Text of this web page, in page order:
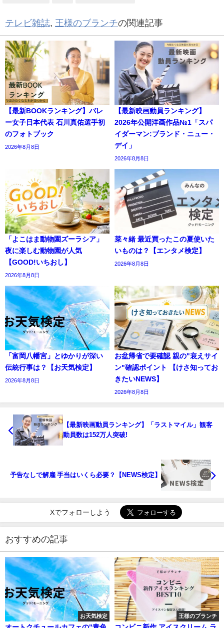
テレビ雑誌 王様のブランチの関連記事
【最新BOOKランキング】バレ
ー女子日本代表 石川真佑選手初
のフォトブック
2026年8月8日
【最新映画動員ランキング】
2026年公開洋画作品№1「スパ
イダーマン:ブランド・ニュー・
デイ」
2026年8月8日
「よこはま動物園ズーラシア」
夜に楽しむ動物園が人気
【GOOD!いちおし】
2026年8月8日
菜々緒 最近買ったこの夏使いた
いものは？【エンタメ検定】
2026年8月8日
「富岡八幡宮」とゆかりが深い
伝統行事は？【お天気検定】
2026年8月8日
お盆帰省で要確認 親の"衰えサイ
ン"確認ポイント 【けさ知ってお
きたいNEWS】
2026年8月8日
【最新映画動員ランキング】「ラストマイル」観客
動員数は152万人突破!
予告なしで解雇 手当はいくら必要？【NEWS検定】
Xでフォローしよう
おすすめの記事
お天気検定 王様のブランチ